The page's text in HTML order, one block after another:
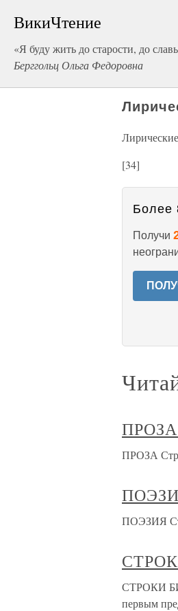
ВикиЧтение
«Я буду жить до старости, до
Берггольц Ольга Федоровна
[34]
Более
Получи
ПРОЗА
ПРОЗА
ПОЭЗИЯ
СТРОКИ
первым